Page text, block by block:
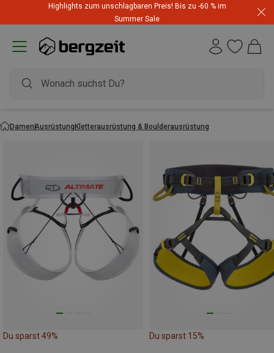
Highlights zum unschlagbaren Preis! Bis zu -60 % im
Summer Sale
DamenAusrüstungKletterausrüstung & Boulderausrüstung
Du sparst 49% Du sparst 15%